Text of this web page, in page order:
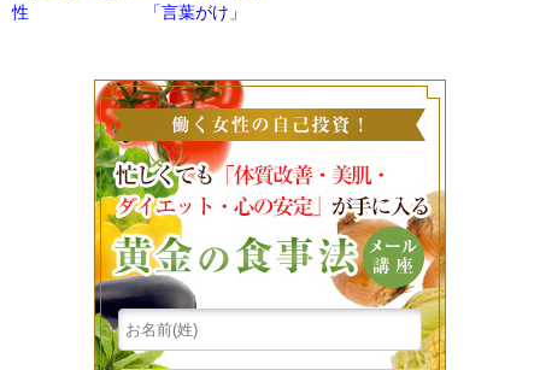
性
「言葉がけ」